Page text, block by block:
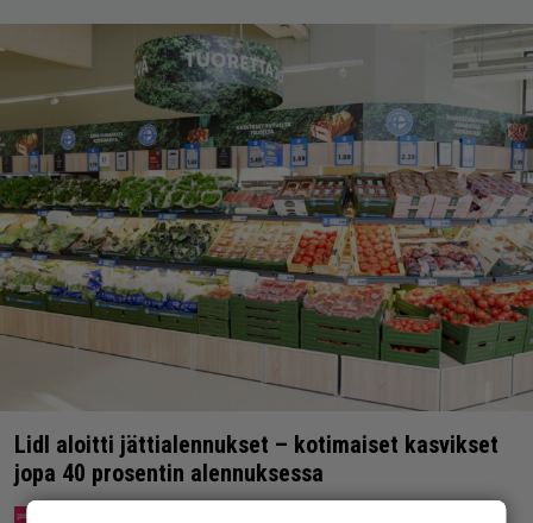
Lidl aloitti jättialennukset – kotimaiset kasvikset
jopa 40 prosentin alennuksessa